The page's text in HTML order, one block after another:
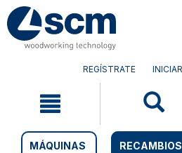
Saltar
contenido
Saltar
menú
REGÍSTRATE
MÁQUINAS